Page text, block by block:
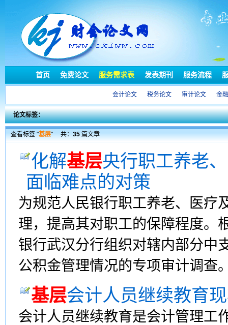
首页 免费论文 服务需求表 发表期刊 服务流程
会计论文 税务论文 审计论文 金
论文标签：
查看标签 "基层" 共：35篇文章
化解基层央行职工养老
面临难点的对策
为规范人民银行职工养老、医疗
理，提高其对职工的保障程度。
银行武汉分行组织对辖内部分中
公积金管理情况的专项审计调查
基层会计人员继续教育
会计人员继续教育是会计管理工